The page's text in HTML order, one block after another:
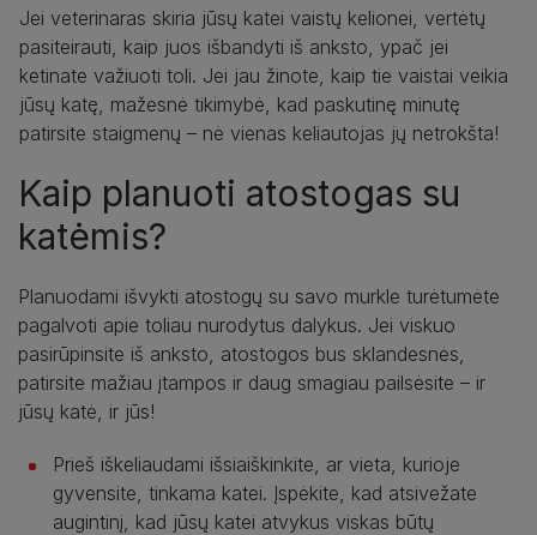
Jei veterinaras skiria jūsų katei vaistų kelionei, vertėtų
pasiteirauti, kaip juos išbandyti iš anksto, ypač jei
ketinate važiuoti toli. Jei jau žinote, kaip tie vaistai veikia
jūsų katę, mažesnė tikimybė, kad paskutinę minutę
patirsite staigmenų – nė vienas keliautojas jų netrokšta!
Kaip planuoti atostogas su
katėmis?
Planuodami išvykti atostogų su savo murkle turėtumėte
pagalvoti apie toliau nurodytus dalykus. Jei viskuo
pasirūpinsite iš anksto, atostogos bus sklandesnės,
patirsite mažiau įtampos ir daug smagiau pailsėsite – ir
jūsų katė, ir jūs!
Prieš iškeliaudami išsiaiškinkite, ar vieta, kurioje
gyvensite, tinkama katei. Įspėkite, kad atsivežate
augintinį, kad jūsų katei atvykus viskas būtų